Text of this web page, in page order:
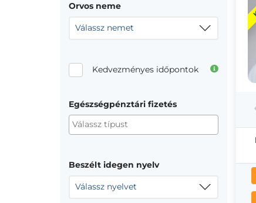
Orvos neme
Válassz nemet
Kedvezményes időpontok
Egészségpénztári fizetés
Beszélt idegen nyelv
Válassz nyelvet